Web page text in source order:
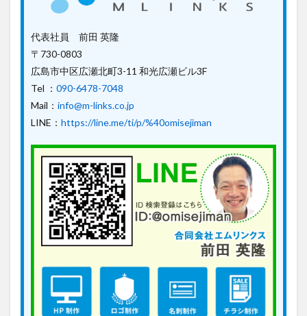
代表社員 前田 英隆
〒730-0803
広島市中区広瀬北町3-11 和光広瀬ビル3F
Tel ： 090-6478-7048
Mail： info@m-links.co.jp
LINE： https://line.me/ti/p/%40omisejiman